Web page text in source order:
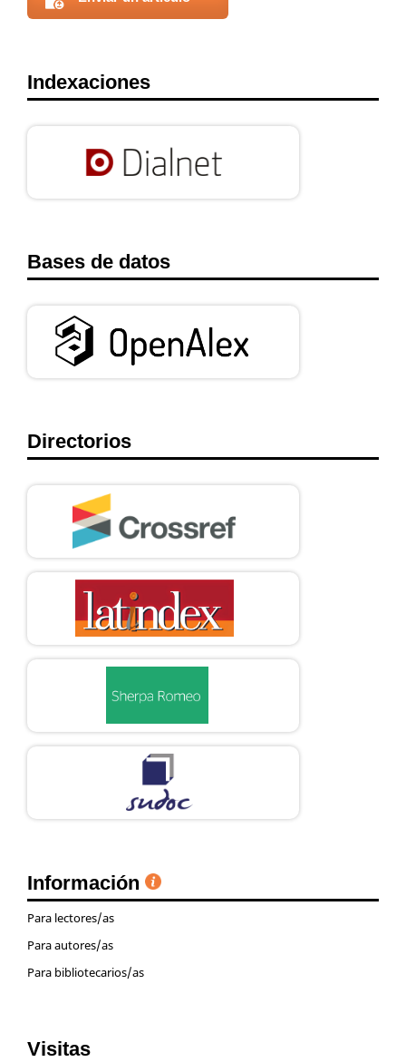
Indexaciones
Bases de datos
Directorios
Información
Para lectores/as
Para autores/as
Para bibliotecarios/as
Visitas